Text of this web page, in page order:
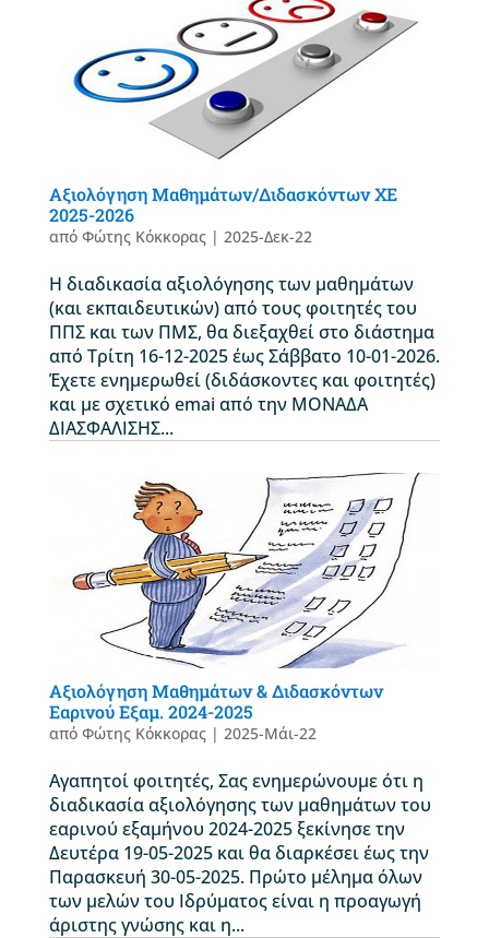
Αξιολόγηση Μαθημάτων/Διδασκόντων ΧΕ
2025-2026
από Φώτης Κόκκορας| 2025-Δεκ-22
Η διαδικασία αξιολόγησης των μαθημάτων
(και εκπαιδευτικών) από τους φοιτητές του
ΠΠΣ και των ΠΜΣ, θα διεξαχθεί στο διάστημα
από Τρίτη 16-12-2025 έως Σάββατο 10-01-2026.
Έχετε ενημερωθεί (διδάσκοντες και φοιτητές)
και με σχετικό emai από την ΜΟΝΑΔΑ
ΔΙΑΣΦΑΛΙΣΗΣ...
Αξιολόγηση Μαθημάτων & Διδασκόντων
Εαρινού Εξαμ. 2024-2025
από Φώτης Κόκκορας| 2025-Μάι-22
Αγαπητοί φοιτητές, Σας ενημερώνουμε ότι η
διαδικασία αξιολόγησης των μαθημάτων του
εαρινού εξαμήνου 2024-2025 ξεκίνησε την
Δευτέρα 19-05-2025 και θα διαρκέσει έως την
Παρασκευή 30-05-2025. Πρώτο μέλημα όλων
των μελών του Ιδρύματος είναι η προαγωγή
άριστης γνώσης και η...